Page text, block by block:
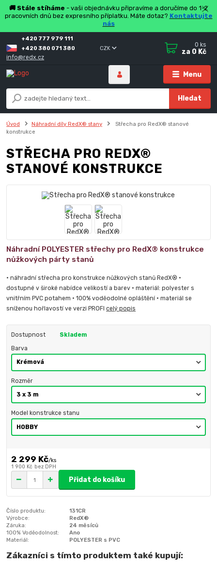
🚚 Stále stíháme - vaši objednávku připravíme a doručíme do 1-2
pracovních dnů bez expresního příplatku. Máte dotaz? Kontaktujte
nás
Menu
CZK
Hledat
+420 777 979 111
+420 380 071 380
info@redx.cz
0 ks
za 0 Kč
Úvod Náhradní díly RedX® stany
Střecha pro RedX® stanové
konstrukce
STŘECHA PRO REDX®
STANOVÉ KONSTRUKCE
Náhradní POLYESTER střechy pro RedX® konstrukce
nůžkových párty stanů
• náhradní střecha pro konstrukce nůžkových stanů RedX® •
dostupné v široké nabídce velikostí a barev • materiál: polyester s
vnitřním PVC potahem • 100% voděodolné opláštění • materiál se
sníženou hořlavostí ve verzi PROFIcelý popis
Dostupnost Skladem
Barva
Rozměr
Model konstrukce stanu
2 299 Kč/ks
1 900 Kč bez DPH
Přidat do košíku
Číslo produktu:
131CR
Výrobce:
RedX®
Záruka:
24 měsíců
100% Voděodolnost:
Ano
Materiál:
POLYESTER s PVC
Zákazníci s tímto produktem také kupují: